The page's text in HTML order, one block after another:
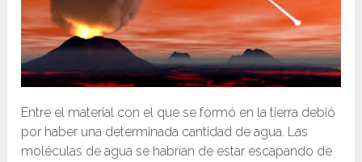
Entre el material con el que se formó en la tierra debió
por haber una determinada cantidad de agua. Las
moléculas de agua se habrían de estar escapando de